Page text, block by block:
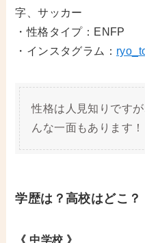
字、サッカー
・性格タイプ：ENFP
・インスタグラム：
性格は人見知りです
んな一面もあります！
学歴は？高校はどこ？
《 中学校 》